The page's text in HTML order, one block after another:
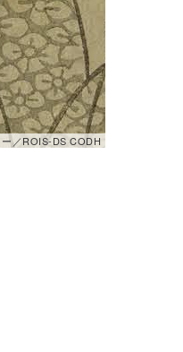
／ROIS-DS CODH